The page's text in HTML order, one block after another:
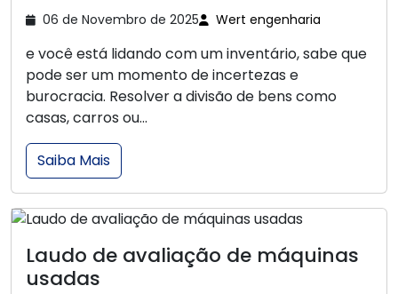
06 de Novembro de 2025 Wert engenharia
e você está lidando com um inventário, sabe que
pode ser um momento de incertezas e
burocracia. Resolver a divisão de bens como
casas, carros ou...
Saiba Mais
Laudo de avaliação de máquinas
usadas